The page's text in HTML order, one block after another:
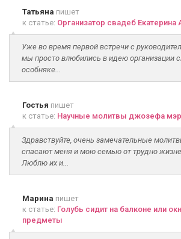
Татьяна пишет
к статье: Организатор свадеб Екатерина
Уже во время первой встречи с
мы просто влюбились в идею организации
особняке...
Гостья пишет
к статье: Научные молитвы джозефа
Здравствуйте, очень замечательные
спасают меня и мою семью от трудно
Люблю их и...
Марина пишет
к статье: Голубь сидит на балконе или
предметы